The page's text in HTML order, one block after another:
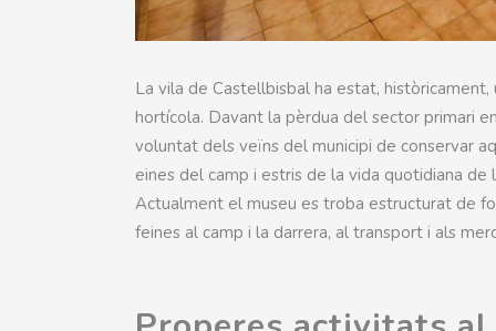
La vila de Castellbisbal ha estat,
hortícola. Davant la pèrdua del sector primari
voluntat dels veïns del municipi de conservar
eines del camp i estris de la vida quotidiana de
Actualment el museu es troba estructurat de
feines al camp i la darrera, al transport i als